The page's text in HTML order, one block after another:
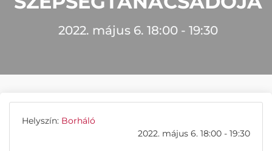
2022. május 6. 18:00 - 19:30
Helyszín: Borháló
2022. május 6. 18:00 - 19:30